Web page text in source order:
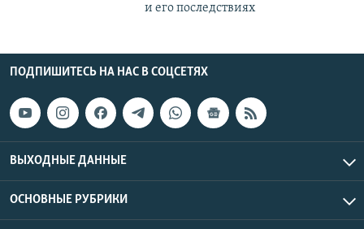
и его последствиях
ПОДПИШИТЕСЬ НА НАС В СОЦСЕТЯХ
ВЫХОДНЫЕ ДАННЫЕ
ОСНОВНЫЕ РУБРИКИ